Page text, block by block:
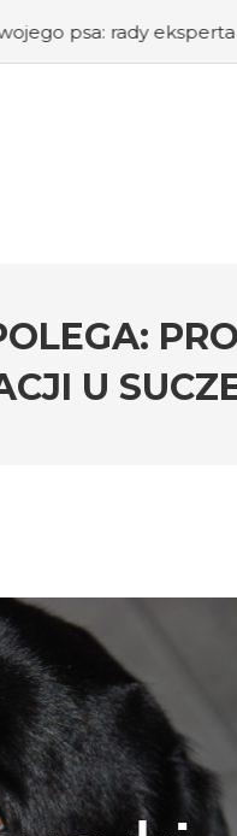
eksperta #Jak
U